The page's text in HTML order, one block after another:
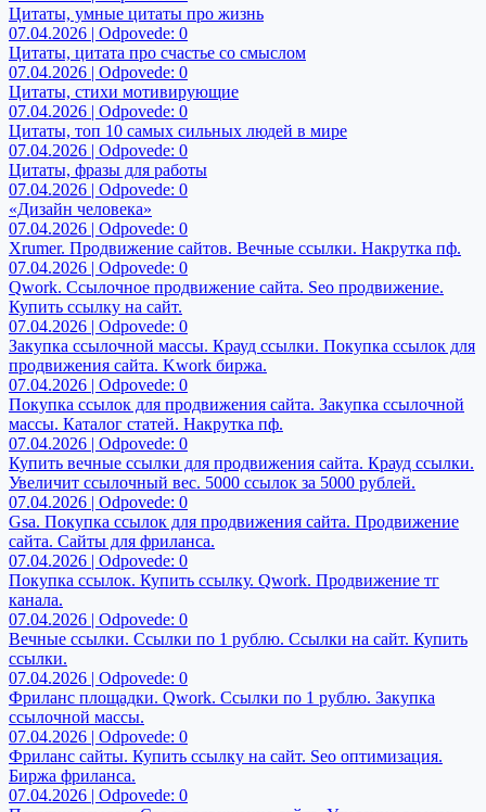
Цитаты, умные цитаты про жизнь
07.04.2026 | Odpovede: 0
Цитаты, цитата про счастье со смыслом
07.04.2026 | Odpovede: 0
Цитаты, стихи мотивирующие
07.04.2026 | Odpovede: 0
Цитаты, топ 10 самых сильных людей в мире
07.04.2026 | Odpovede: 0
Цитаты, фразы для работы
07.04.2026 | Odpovede: 0
«Дизайн человека»
07.04.2026 | Odpovede: 0
Xrumer. Продвижение сайтов. Вечные ссылки. Накрутка пф.
07.04.2026 | Odpovede: 0
Qwork. Ссылочное продвижение сайта. Seo продвижение.
Купить ссылку на сайт.
07.04.2026 | Odpovede: 0
Закупка ссылочной массы. Крауд ссылки. Покупка ссылок для
продвижения сайта. Kwork биржа.
07.04.2026 | Odpovede: 0
Покупка ссылок для продвижения сайта. Закупка ссылочной
массы. Каталог статей. Накрутка пф.
07.04.2026 | Odpovede: 0
Купить вечные ссылки для продвижения сайта. Крауд ссылки.
Увеличит ссылочный вес. 5000 ссылок за 5000 рублей.
07.04.2026 | Odpovede: 0
Gsa. Покупка ссылок для продвижения сайта. Продвижение
сайта. Сайты для фриланса.
07.04.2026 | Odpovede: 0
Покупка ссылок. Купить ссылку. Qwork. Продвижение тг
канала.
07.04.2026 | Odpovede: 0
Вечные ссылки. Ссылки по 1 рублю. Ссылки на сайт. Купить
ссылки.
07.04.2026 | Odpovede: 0
Фриланс площадки. Qwork. Ссылки по 1 рублю. Закупка
ссылочной массы.
07.04.2026 | Odpovede: 0
Фриланс сайты. Купить ссылку на сайт. Seo оптимизация.
Биржа фриланса.
07.04.2026 | Odpovede: 0